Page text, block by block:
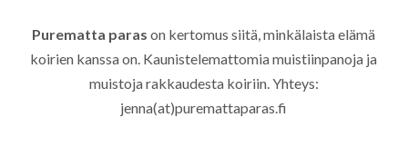
Purematta paras on kertomus siitä, minkälaista elämä
koirien kanssa on. Kaunistelemattomia muistiinpanoja ja
muistoja rakkaudesta koiriin. Yhteys:
jenna(at)puremattaparas.fi